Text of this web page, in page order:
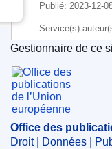
Publié: 2023-12-
Service(s)
générale de la
Sujet:aide de
,régions du
CELEX :
ELI : C/2023/
Office des
Gestionnaire de ce
Office des
Droit | Données |